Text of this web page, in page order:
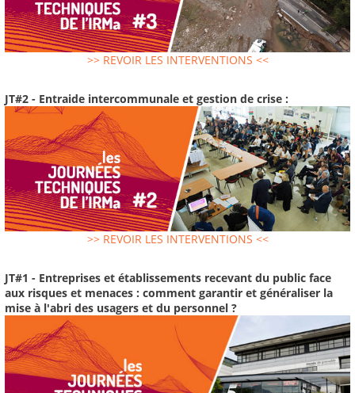
>> REVOIR LES INTERVENTIONS <<
JT#2 - Entraide intercommunale et gestion de crise :
>> REVOIR LES INTERVENTIONS <<
JT#1 - Entreprises et établissements recevant du public face
aux risques et menaces : comment garantir et généraliser la
mise à l'abri des usagers et du personnel ?